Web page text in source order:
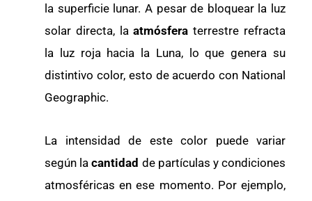
la superficie lunar. A pesar de bloquear la luz
solar directa, laatmósferaterrestre refracta
la luz roja hacia la Luna, lo que genera su
distintivo color, esto de acuerdo con National
Geographic.
La intensidad de este color puede variar
según lacantidad de partículas y condiciones
atmosféricas en ese momento. Por ejemplo,